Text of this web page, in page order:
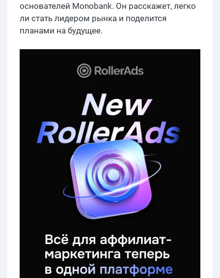
основателей Monobank. Он расскажет, легко
ли стать лидером рынка и поделится
планами на будущее.